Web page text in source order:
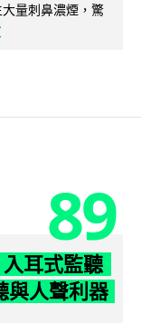
量刺鼻濃煙，驚
89
耳式監聽
與人聲利器